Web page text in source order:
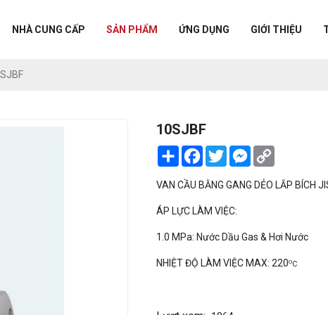
NHÀ CUNG CẤP SẢN PHẨM ỨNG DỤNG GIỚI THIỆU
10SJBF
Share Facebook
TwitterMessenger
VAN CẦU BẰNG GANG DẺO LẮP BÍCH
ÁP LỰC LÀM VIỆC:
1.0 MPa: Nước Dầu Gas & Hơi Nước
NHIỆT ĐỘ LÀM VIỆC MAX: 220OC